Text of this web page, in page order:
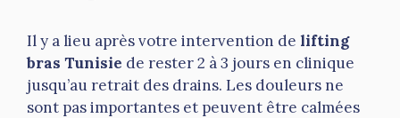
Il y a lieu après votre intervention de lifting
bras Tunisie de rester 2 à 3 jours en clinique
jusqu’au retrait des drains. Les douleurs ne
sont pas importantes et peuvent être calmées